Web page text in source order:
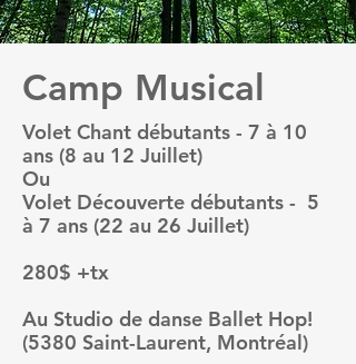
Camp Musical
Volet Chant débutants - 7 à 10
ans (8 au 12 Juillet)
Ou
Volet Découverte débutants - 5
à 7 ans (22 au 26 Juillet)
280$ +tx
Au Studio de danse Ballet Hop!
(5380 Saint-Laurent, Montréal)